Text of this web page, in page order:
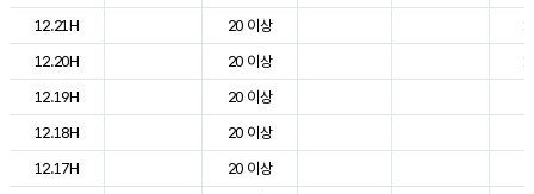
12.21H
20 이상
12.20H
20 이상
12.19H
20 이상
12.18H
20 이상
12.17H
20 이상